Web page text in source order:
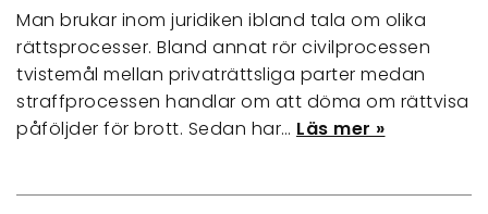
Man brukar inom juridiken ibland tala om olika
rättsprocesser. Bland annat rör civilprocessen
tvistemål mellan privaträttsliga parter medan
straffprocessen handlar om att döma om rättvisa
påföljder för brott. Sedan har… Läs mer »